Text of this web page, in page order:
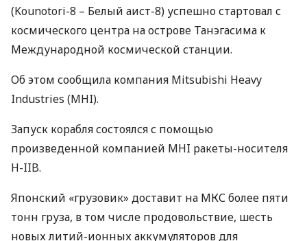
(Kounotori-8 – Белый аист-8) успешно стартовал с
космического центра на острове Танэгасима к
Международной космической станции.
Об этом сообщила компания Mitsubishi Heavy
Industries (MHI).
Запуск корабля состоялся с помощью
произведенной компанией MHI ракеты-носителя
H-IIB.
Японский «грузовик» доставит на МКСболее пяти
тонн груза, в том числе продовольствие, шесть
новых литий-ионных аккумуляторов для